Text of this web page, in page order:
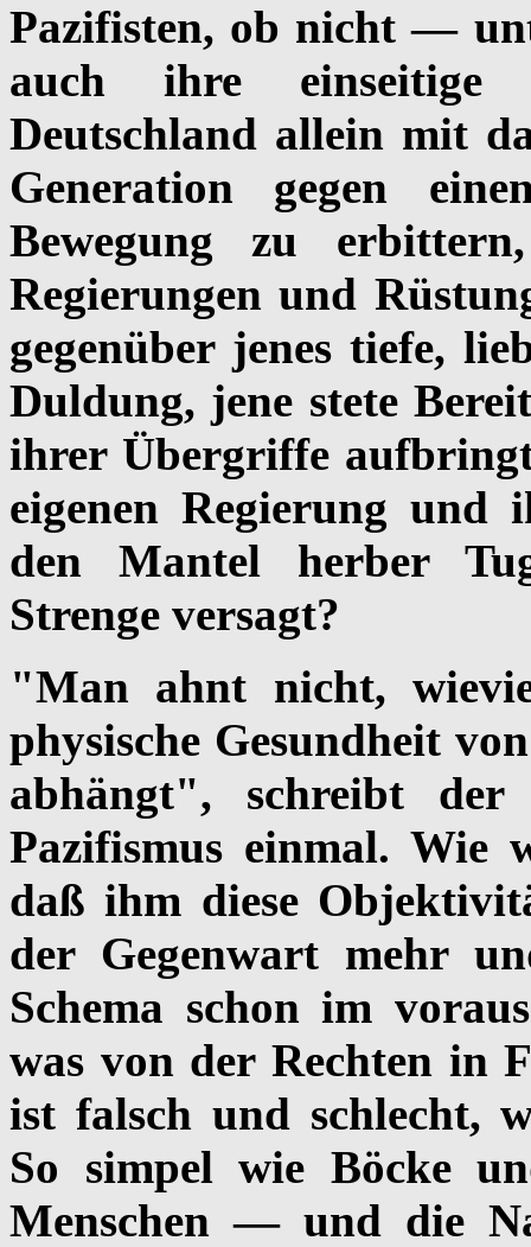
Pazifisten, ob nicht —
auch ihre einseitige
Deutschland allein mit
Generation gegen
Bewegung zu
Regierungen und
gegenüber jenes tiefe,
Duldung, jene stete
ihrer Übergriffe
eigenen Regierung
den Mantel herber
Strenge versagt?
"Man ahnt nicht,
physische Gesundheit
abhängt", schreibt
Pazifismus einmal. Wie
daß ihm diese
der Gegenwart mehr
Schema schon im
was von der Rechten in
ist falsch und schlecht,
So simpel wie Böcke
Menschen — und die